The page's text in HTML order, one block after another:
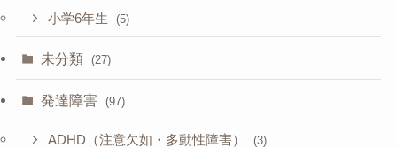
小学6年生 (5)
未分類 (27)
発達障害 (97)
ADHD（注意欠如・多動性障害） (3)